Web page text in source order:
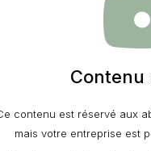
Contenu
contenu est réservé aux
mais votre entreprise est